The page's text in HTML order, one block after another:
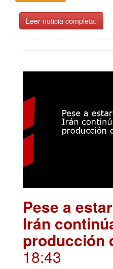
Leer noticia completa.
Pese a
Irán
producción
18:43